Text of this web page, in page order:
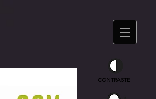
CONTRASTE